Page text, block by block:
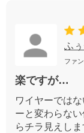
ふ
ファ
楽ですが…
ワイヤーでは
ーと変わらな
らチラ見えし